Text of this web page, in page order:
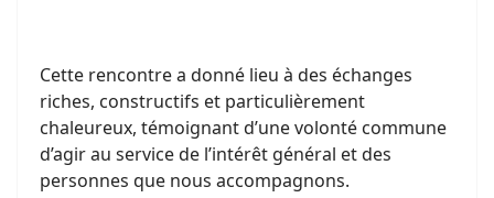
Cette rencontre a donné lieu à des échanges
riches, constructifs et particulièrement
chaleureux, témoignant d’une volonté commune
d’agir au service de l’intérêt général et des
personnes que nous accompagnons.